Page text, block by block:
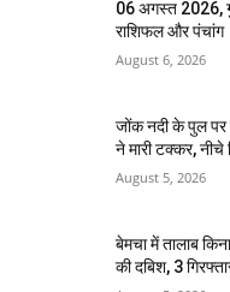
06 अगस्त 2026,
राशिफल और पंचांग
August 6, 2026
जोंक नदी के पुल पर
ने मारी टक्कर, नीचे
August 5, 2026
बेमचा में तालाब
की दबिश, 3